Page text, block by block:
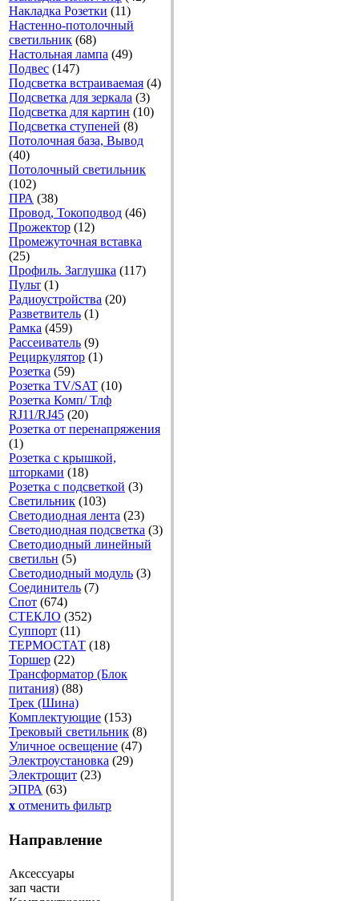
Накладка Розетки (11)
Настенно-потолочный
светильник (68)
Настольная лампа (49)
Подвес (147)
Подсветка встраиваемая (4)
Подсветка для зеркала (3)
Подсветка для картин (10)
Подсветка ступеней (8)
Потолочная база, Вывод
(40)
Потолочный светильник
(102)
ПРА (38)
Провод, Токоподвод (46)
Прожектор (12)
Промежуточная вставка
(25)
Профиль. Заглушка (117)
Пульт (1)
Радиоустройства (20)
Разветвитель (1)
Рамка (459)
Рассеиватель (9)
Рециркулятор (1)
Розетка (59)
Розетка TV/SAT (10)
Розетка Комп/ Тлф
RJ11/RJ45 (20)
Розетка от перенапряжения
(1)
Розетка с крышкой,
шторками (18)
Розетка с подсветкой (3)
Светильник (103)
Светодиодная лента (23)
Светодиодная подсветка (3)
Светодиодный линейный
светильн (5)
Светодиодный модуль (3)
Соединитель (7)
Спот (674)
СТЕКЛО (352)
Суппорт (11)
ТЕРМОСТАТ (18)
Торшер (22)
Трансформатор (Блок
питания) (88)
Трек (Шина)
Комплектующие (153)
Трековый светильник (8)
Уличное освещение (47)
Электроустановка (29)
Электрощит (23)
ЭПРА (63)
x отменить фильтр
Направление
Аксессуары
зап части